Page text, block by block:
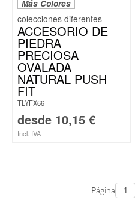
Más Colores
ACCESORIO DE
PIEDRA
PRECIOSA
OVALADA
NATURAL PUSH
FIT
TLYFX66
desde 10,15 €
Incl. IVA
Página